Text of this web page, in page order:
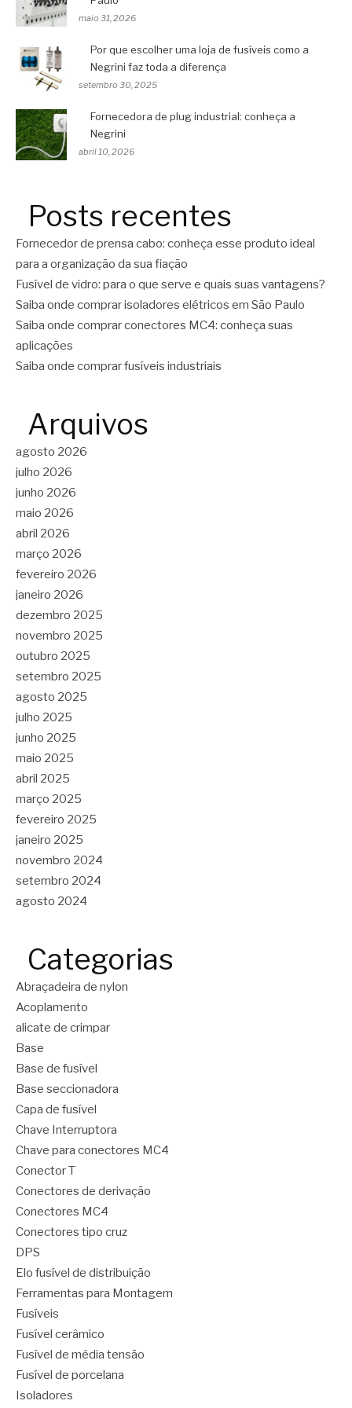
maio 31, 2026
Por que escolher uma loja de fusíveis como a
Negrini faz toda a diferença
setembro 30, 2025
Fornecedora de plug industrial: conheça a
Negrini
abril 10, 2026
Posts recentes
Fornecedor de prensa cabo: conheça esse produto ideal
para a organização da sua fiação
Fusível de vidro: para o que serve e quais suas vantagens?
Saiba onde comprar isoladores elétricos em São Paulo
Saiba onde comprar conectores MC4: conheça suas
aplicações
Saiba onde comprar fusíveis industriais
Arquivos
agosto 2026
julho 2026
junho 2026
maio 2026
abril 2026
março 2026
fevereiro 2026
janeiro 2026
dezembro 2025
novembro 2025
outubro 2025
setembro 2025
agosto 2025
julho 2025
junho 2025
maio 2025
abril 2025
março 2025
fevereiro 2025
janeiro 2025
novembro 2024
setembro 2024
agosto 2024
Categorias
Abraçadeira de nylon
Acoplamento
alicate de crimpar
Base
Base de fusível
Base seccionadora
Capa de fusível
Chave Interruptora
Chave para conectores MC4
Conector T
Conectores de derivação
Conectores MC4
Conectores tipo cruz
DPS
Elo fusível de distribuição
Ferramentas para Montagem
Fusíveis
Fusível cerâmico
Fusível de média tensão
Fusível de porcelana
Isoladores